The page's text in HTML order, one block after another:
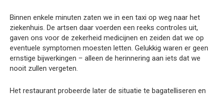
Binnen enkele minuten zaten we in een taxi op weg naar het
ziekenhuis. De artsen daar voerden een reeks controles uit,
gaven ons voor de zekerheid medicijnen en zeiden dat we op
eventuele symptomen moesten letten. Gelukkig waren er geen
ernstige bijwerkingen – alleen de herinnering aan iets dat we
nooit zullen vergeten.
Het restaurant probeerde later de situatie te bagatelliseren en